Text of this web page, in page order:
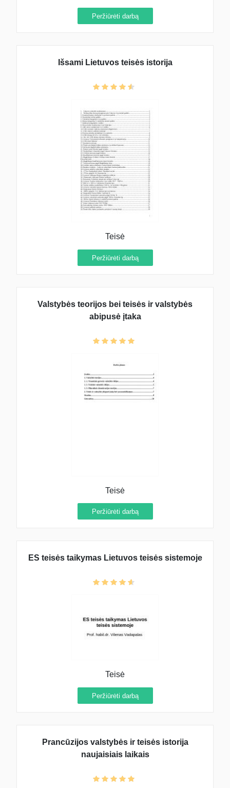
Peržiūrėti darbą
Išsami Lietuvos teisės istorija
Teisė
Peržiūrėti darbą
Valstybės teorijos bei teisės ir valstybės
abipusė įtaka
Teisė
Peržiūrėti darbą
ES teisės taikymas Lietuvos teisės sistemoje
Teisė
Peržiūrėti darbą
Prancūzijos valstybės ir teisės istorija
naujaisiais laikais